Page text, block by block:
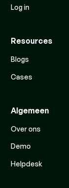
Log in
Resources
Blogs
Cases
Algemeen
Over ons
Demo
Helpdesk